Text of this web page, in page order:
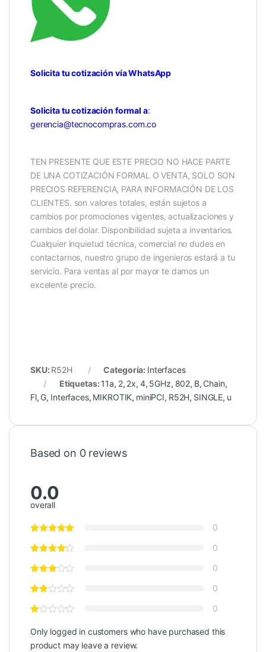
Solicita tu cotización vía WhatsApp
Solicita tu cotización formal a:
gerencia@tecnocompras.com.co
TEN PRESENTE QUE ESTE PRECIO NO HACE PARTE
DE UNA COTIZACIÓN FORMAL O VENTA, SOLO SON
PRECIOS REFERENCIA, PARA INFORMACIÓN DE LOS
CLIENTES. son valores totales, están sujetos a
cambios por promociones vigentes, actualizaciones y
cambios del dolar. Disponibilidad sujeta a inventarios.
Cualquier inquietud técnica, comercial no dudes en
contactarnos, nuestro grupo de ingenieros estará a tu
servicio. Para ventas al por mayor te damos un
excelente precio.
SKU: R52H Categoría: Interfaces
Etiquetas: 11a, 2, 2x, 4, 5GHz, 802, B, Chain,
Fl, G, Interfaces, MIKROTIK, miniPCI, R52H, SINGLE, u
Based on 0 reviews
0.0
overall
0
0
0
0
0
Only logged in customers who have purchased this
product may leave a review.